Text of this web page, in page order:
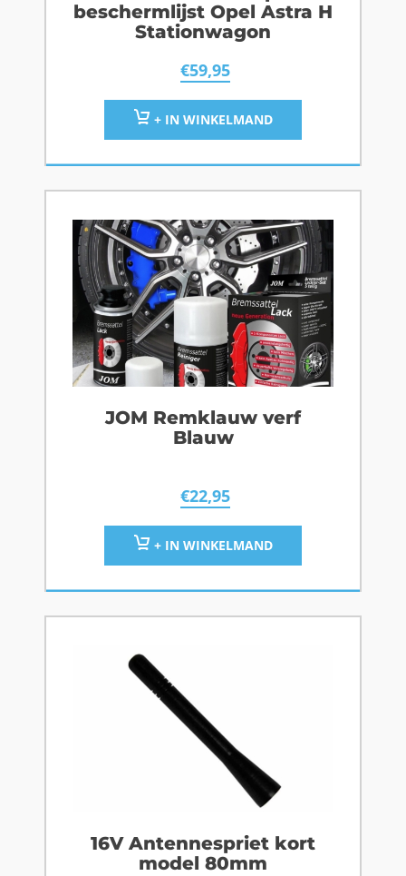
beschermlijst Opel Astra H
Stationwagon
€59,95
+ IN WINKELMAND
JOM Remklauw verf
Blauw
€22,95
+ IN WINKELMAND
16V Antennespriet kort
model 80mm